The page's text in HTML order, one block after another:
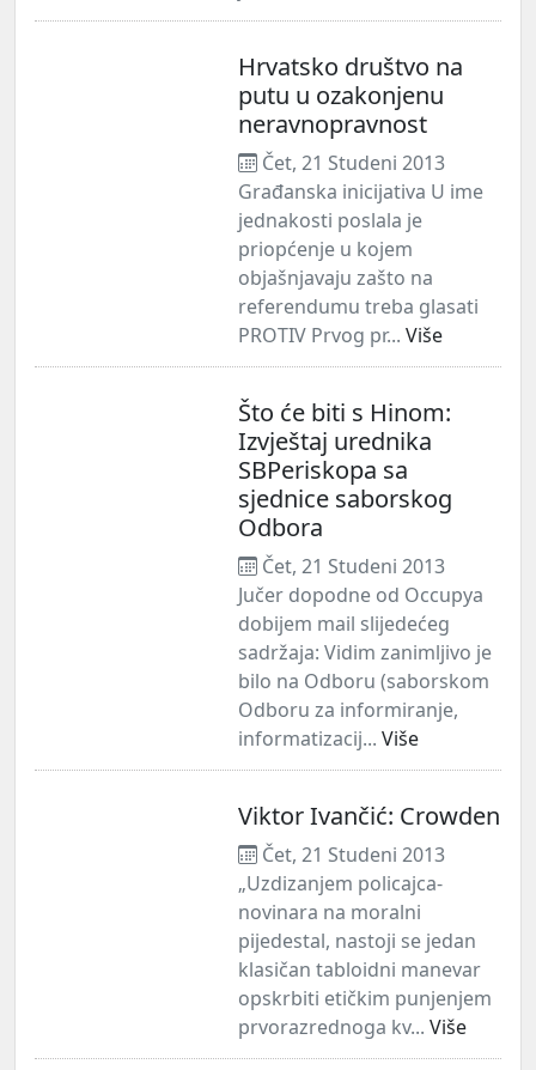
Hrvatsko društvo na
putu u ozakonjenu
neravnopravnost
Čet, 21 Studeni 2013
Građanska inicijativa U ime
jednakosti poslala je
priopćenje u kojem
objašnjavaju zašto na
referendumu treba glasati
PROTIV Prvog pr... Više
Što će biti s Hinom:
Izvještaj urednika
SBPeriskopa sa
sjednice saborskog
Odbora
Čet, 21 Studeni 2013
Jučer dopodne od Occupya
dobijem mail slijedećeg
sadržaja: Vidim zanimljivo je
bilo na Odboru (saborskom
Odboru za informiranje,
informatizacij... Više
Viktor Ivančić: Crowden
Čet, 21 Studeni 2013
„Uzdizanjem policajca-
novinara na moralni
pijedestal, nastoji se jedan
klasičan tabloidni manevar
opskrbiti etičkim punjenjem
prvorazrednoga kv... Više